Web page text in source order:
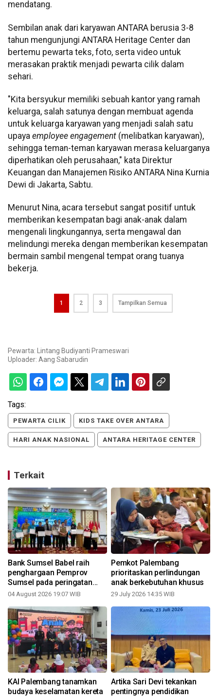
mendatang.
Sembilan anak dari karyawan ANTARA berusia 3-8
tahun mengunjungi ANTARA Heritage Center dan
bertemu pewarta teks, foto, serta video untuk
merasakan praktik menjadi pewarta cilik dalam
sehari.
"Kita bersyukur memiliki sebuah kantor yang ramah
keluarga, salah satunya dengan membuat agenda
untuk keluarga karyawan yang menjadi salah satu
upaya employee engagement (melibatkan karyawan),
sehingga teman-teman karyawan merasa keluarganya
diperhatikan oleh perusahaan," kata Direktur
Keuangan dan Manajemen Risiko ANTARA Nina Kurnia
Dewi di Jakarta, Sabtu.
Menurut Nina, acara tersebut sangat positif untuk
memberikan kesempatan bagi anak-anak dalam
mengenali lingkungannya, serta mengawal dan
melindungi mereka dengan memberikan kesempatan
bermain sambil mengenal tempat orang tuanya
bekerja.
1 2 3 Tampilkan Semua
Pewarta: Lintang Budiyanti Prameswari
Uploader: Aang Sabarudin
Tags:
PEWARTA CILIK KIDS TAKE OVER ANTARA
HARI ANAK NASIONAL ANTARA HERITAGE CENTER
Terkait
Bank Sumsel Babel raih
penghargaan Pemprov
Sumsel pada peringatan
Hari Anak Nasional 2026
04 August 2026 19:07 WIB
Pemkot Palembang
prioritaskan perlindungan
anak berkebutuhan khusus
29 July 2026 14:35 WIB
KAI Palembang tanamkan
budaya keselamatan kereta
Artika Sari Devi tekankan
pentingnya pendidikan